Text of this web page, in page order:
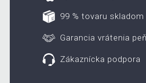
99 % tovaru skladom
Garancia vrátenia
Zákaznícka podpora